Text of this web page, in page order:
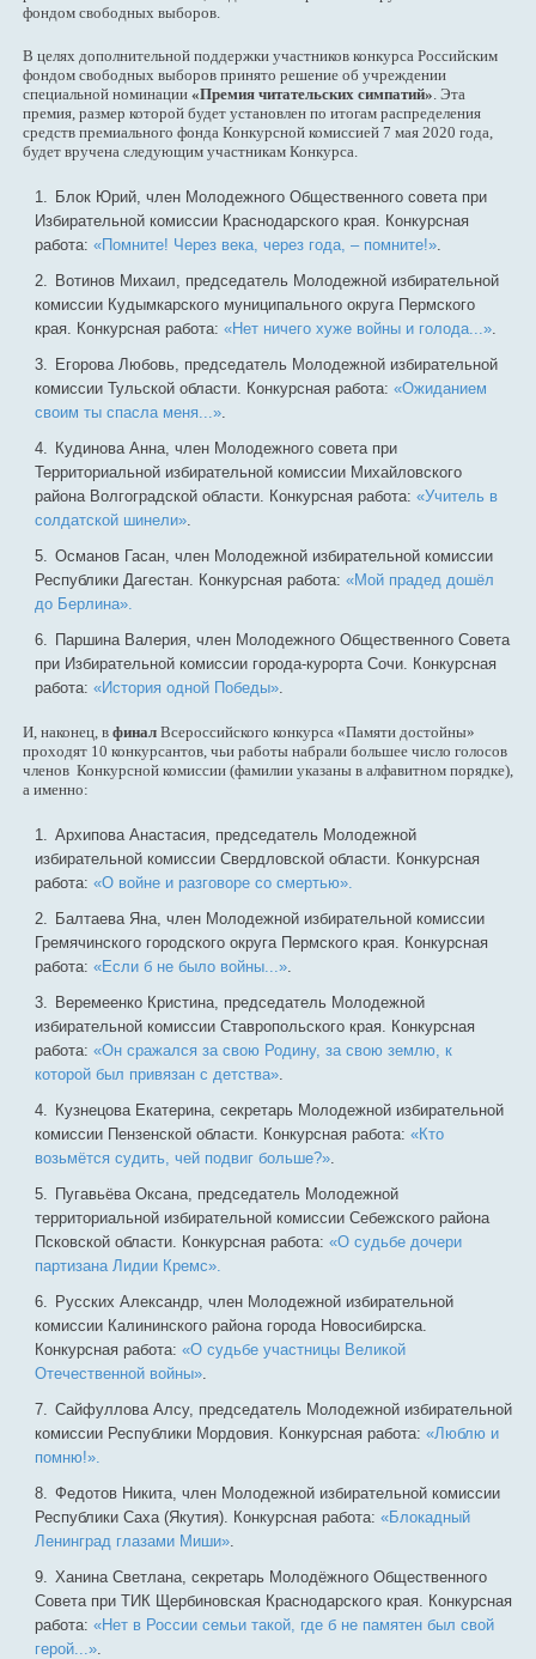
фондом свободных выборов.
В целях дополнительной поддержки участников конкурса Российским
фондом свободных выборов принято решение об учреждении
специальной номинации «Премия читательских симпатий» . Эта
премия, размер которой будет установлен по итогам распределения
средств премиального фонда Конкурсной комиссией 7 мая 2020 года,
будет вручена следующим участникам Конкурса.
Блок Юрий, член Молодежного Общественного совета при
Избирательной комиссии Краснодарского края. Конкурсная
работа:«Помните! Через века, через года, – помните!»
Вотинов Михаил, председатель Молодежной избирательной
комиссии Кудымкарского муниципального округа Пермского
края. Конкурсная работа:«Нет ничего хуже войны и голода...»
Егорова Любовь, председатель Молодежной избирательной
комиссии Тульской области. Конкурсная работа:«Ожиданием
своим ты спасла меня...»
Кудинова Анна, член Молодежного совета при
Территориальной избирательной комиссии Михайловского
района Волгоградской области. Конкурсная работа:«Учитель в
солдатской шинели»
Османов Гасан, член Молодежной избирательной комиссии
Республики Дагестан. Конкурсная работа:«Мой прадед дошёл
до Берлина».
Паршина Валерия, член Молодежного Общественного Совета
при Избирательной комиссии города-курорта Сочи. Конкурсная
работа:«История одной Победы»
И, наконец, в финал Всероссийского конкурса «Памяти достойны»
проходят 10 конкурсантов, чьи работы набрали большее число голосов
членов Конкурсной комиссии (фамилии указаны в алфавитном порядке),
а именно:
Архипова Анастасия, председатель Молодежной
избирательной комиссии Свердловской области. Конкурсная
работа:«О войне и разговоре со смертью».
Балтаева Яна, член Молодежной избирательной комиссии
Гремячинского городского округа Пермского края. Конкурсная
работа:«Если б не было войны...».
Веремеенко Кристина, председатель Молодежной
избирательной комиссии Ставропольского края. Конкурсная
работа:«Он сражался за свою Родину, за свою землю, к
которой был привязан с детства».
Кузнецова Екатерина, секретарь Молодежной избирательной
комиссии Пензенской области. Конкурсная работа:«Кто
возьмётся судить, чей подвиг больше?».
Пугавьёва Оксана, председатель Молодежной
территориальной избирательной комиссии Себежского района
Псковской области. Конкурсная работа:«О судьбе дочери
партизана Лидии Кремс».
Русских Александр, член Молодежной избирательной
комиссии Калининского района города Новосибирска.
Конкурсная работа:«О судьбе участницы Великой
Отечественной войны».
Сайфуллова Алсу, председатель Молодежной избирательной
комиссии Республики Мордовия. Конкурсная работа:«Люблю и
помню!».
Федотов Никита, член Молодежной избирательной комиссии
Республики Саха (Якутия). Конкурсная работа:«Блокадный
Ленинград глазами Миши».
Ханина Светлана, секретарь Молодёжного Общественного
Совета при ТИК Щербиновская Краснодарского края. Конкурсная
работа:«Нет в России семьи такой, где б не памятен был свой
герой...».